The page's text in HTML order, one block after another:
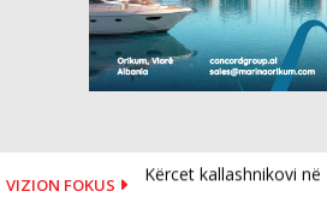
VIZION FOKUS Kërcet kallashnikovi